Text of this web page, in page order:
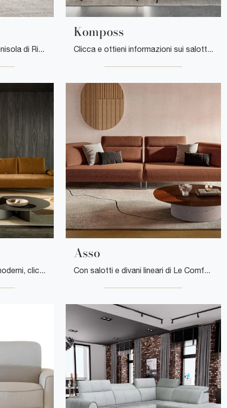
Komposs
Se vuoi divani per salotti moderni, clicca e leggi di più sul modello Fanny in tessuto della firma Le Comfort.
Asso
Con salotti e divani lineari di Le Comfort come il modello Asso in tessuto, potrai completare il tuo concept d'arredo.